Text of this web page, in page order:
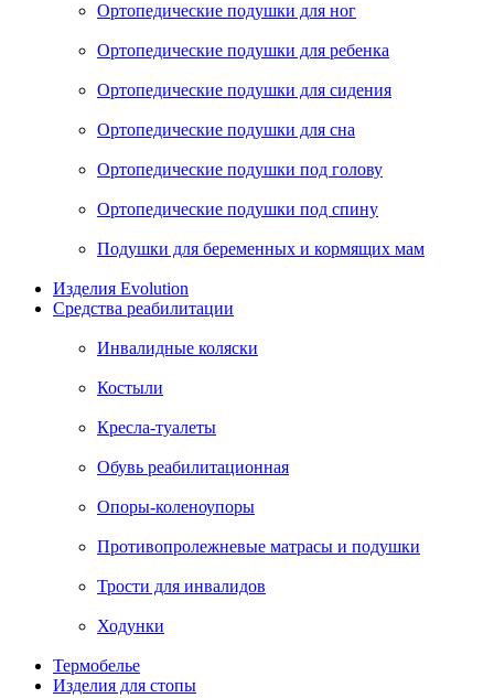
Ортопедические подушки для ног
Ортопедические подушки для ребенка
Ортопедические подушки для сидения
Ортопедические подушки для сна
Ортопедические подушки под голову
Ортопедические подушки под спину
Подушки для беременных и кормящих мам
Изделия Evolution
Средства реабилитации
Инвалидные коляски
Костыли
Кресла-туалеты
Обувь реабилитационная
Опоры-коленоупоры
Противопролежневые матрасы и подушки
Трости для инвалидов
Ходунки
Термобелье
Изделия для стопы